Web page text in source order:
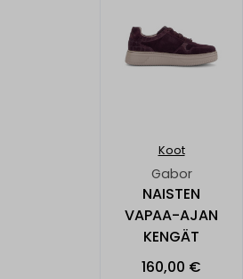
Koot
Gabor
NAISTEN
VAPAA-AJAN
KENGÄT
160,00 €